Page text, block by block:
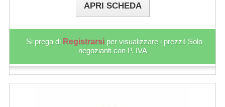
APRI SCHEDA
Si prega di Registrarsi per visualizzare i prezzi! Solo
negozianti con P. IVA